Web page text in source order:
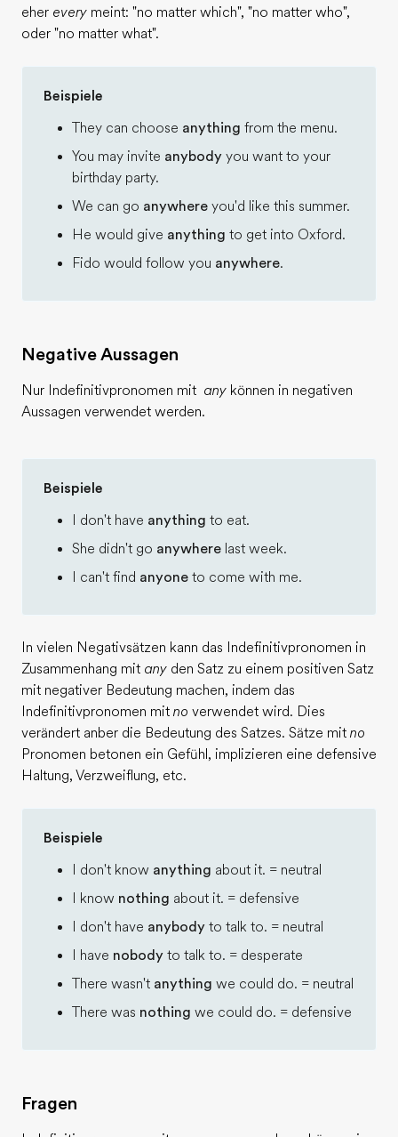
eher every meint: "no matter which", "no matter who",
oder "no matter what".
Beispiele
They can choose anything from the menu.
You may invite anybody you want to your
birthday party.
We can go anywhere you'd like this summer.
He would give anything to get into Oxford.
Fido would follow you anywhere.
Negative Aussagen
Nur Indefinitivpronomen mit any können in negativen
Aussagen verwendet werden.
Beispiele
I don't have anything to eat.
She didn't go anywhere last week.
I can't find anyone to come with me.
In vielen Negativsätzen kann das Indefinitivpronomen in
Zusammenhang mit any den Satz zu einem positiven Satz
mit negativer Bedeutung machen, indem das
Indefinitivpronomen mit no verwendet wird. Dies
verändert anber die Bedeutung des Satzes. Sätze mit no
Pronomen betonen ein Gefühl, implizieren eine defensive
Haltung, Verzweiflung, etc.
Beispiele
I don't know anything about it. = neutral
I know nothing about it. = defensive
I don't have anybody to talk to. = neutral
I have nobody to talk to. = desperate
There wasn't anything we could do. = neutral
There was nothing we could do. = defensive
Fragen